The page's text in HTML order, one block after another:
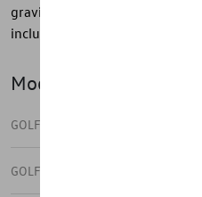
gravillons - 1 jeu = 2 pièces,
inclus
Modèle(s)
GOLF VARIANT
GOLF VARIANT (UNIQUEMENT DE ST